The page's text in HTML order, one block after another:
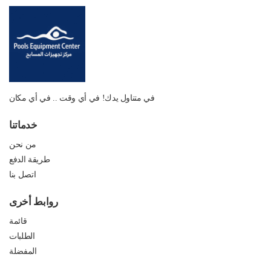
في متناول يدك! في أي وقت .. في أي مكان
خدماتنا
من نحن
طريقة الدفع
اتصل بنا
روابط أخرى
قائمة
الطلبات
المفضلة